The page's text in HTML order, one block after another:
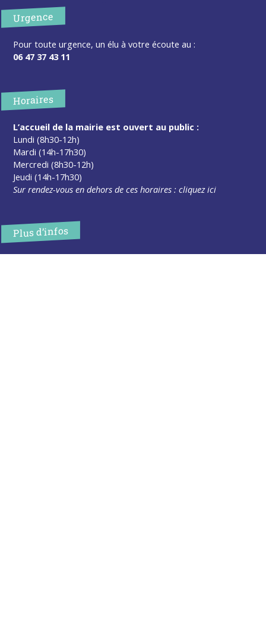
Urgence
Pour toute urgence, un élu à votre écoute au :
06 47 37 43 11
Horaires
L’accueil de la mairie est ouvert au public :
Lundi (8h30-12h)
Mardi (14h-17h30)
Mercredi (8h30-12h)
Jeudi (14h-17h30)
Sur rendez-vous en dehors de ces horaires :cliquez ici
Plus d’infos